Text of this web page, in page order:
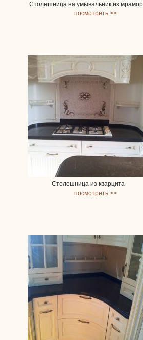
Столешница на умывальник из
посмотреть >>
Столешница из кварцита
посмотреть >>